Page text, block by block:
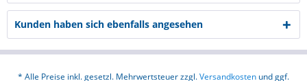
Kunden haben sich ebenfalls angesehen
* Alle Preise inkl. gesetzl. Mehrwertsteuer zzgl.Versandkosten und ggf.